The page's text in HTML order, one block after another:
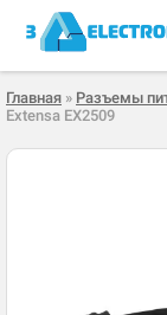
Главная » Разъемы
Extensa EX2509